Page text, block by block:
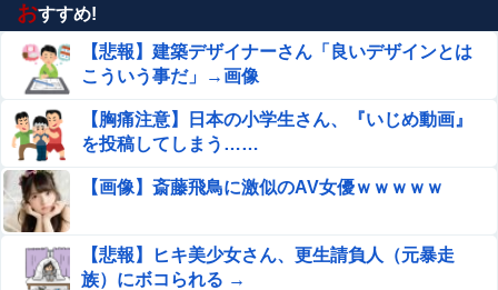
おすすめ!
【悲報】建築デザイナーさん「良いデザインとは
こういう事だ」→画像
【胸痛注意】日本の小学生さん、『いじめ動画』
を投稿してしまう……
【画像】斎藤飛鳥に激似のAV女優ｗｗｗｗｗ
【悲報】ヒキ美少女さん、更生請負人（元暴走
族）にボコられる →